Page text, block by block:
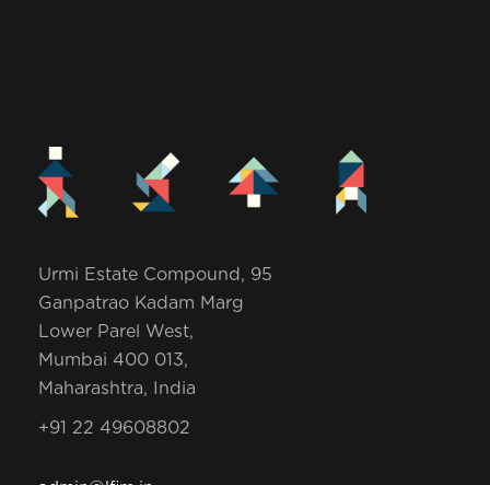
Urmi Estate Compound, 95
Ganpatrao Kadam Marg
Lower Parel West,
Mumbai 400 013,
Maharashtra, India
+91 22 49608802